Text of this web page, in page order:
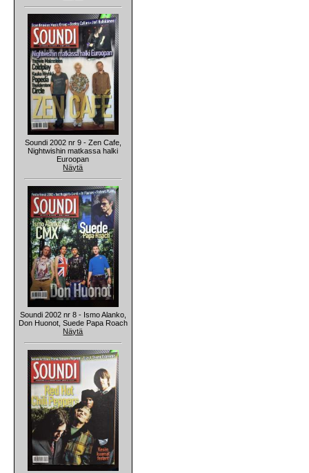
Soundi 2002 nr 9 - Zen Cafe,
Nightwishin matkassa halki
Euroopan
Näytä
Soundi 2002 nr 8 - Ismo Alanko,
Don Huonot, Suede Papa Roach
Näytä